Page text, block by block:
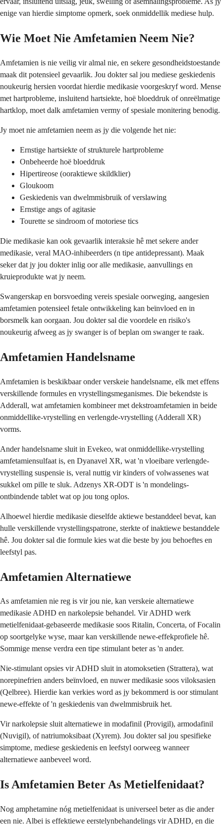
enige van hierdie simptome opmerk, soek onmiddellik mediese hulp.
Wie Moet Nie Amfetamien Neem Nie?
Amfetamien is nie veilig vir almal nie, en sekere gesondheidstoestande
maak dit potensieel gevaarlik. Jou dokter sal jou mediese geskiedenis
noukeurig hersien voordat hierdie medikasie voorgeskryf word. Mense
met hartprobleme, insluitend hartsiekte, hoë bloeddruk of onreëlmatige
hartklop, moet dalk amfetamien vermy of spesiale monitering benodig.
Jy moet nie amfetamien neem as jy die volgende het nie:
Ernstige hartsiekte of strukturele hartprobleme
Onbeheerde hoë bloeddruk
Hipertireose (ooraktiewe skildklier)
Gloukoom
Geskiedenis van dwelmmisbruik of verslawing
Ernstige angs of agitasie
Tourette se sindroom of motoriese tics
Die medikasie kan ook gevaarlik interaksie hê met sekere ander
medikasie, veral MAO-inhibeerders (n tipe antidepressant). Maak
seker dat jy jou dokter inlig oor alle medikasie, aanvullings en
kruieprodukte wat jy neem.
Swangerskap en borsvoeding vereis spesiale oorweging, aangesien
amfetamien potensieel fetale ontwikkeling kan beïnvloed en in
borsmelk kan oorgaan. Jou dokter sal die voordele en risiko's
noukeurig afweeg as jy swanger is of beplan om swanger te raak.
Amfetamien Handelsname
Amfetamien is beskikbaar onder verskeie handelsname, elk met effens
verskillende formules en vrystellingsmeganismes. Die bekendste is
Adderall, wat amfetamien kombineer met dekstroamfetamien in beide
onmiddellike-vrystelling en verlengde-vrystelling (Adderall XR)
vorms.
Ander handelsname sluit in Evekeo, wat onmiddellike-vrystelling
amfetamiensulfaat is, en Dyanavel XR, wat 'n vloeibare verlengde-
vrystelling suspensie is, veral nuttig vir kinders of volwassenes wat
sukkel om pille te sluk. Adzenys XR-ODT is 'n mondelings-
ontbindende tablet wat op jou tong oplos.
Alhoewel hierdie medikasie dieselfde aktiewe bestanddeel bevat, kan
hulle verskillende vrystellingspatrone, sterkte of inaktiewe bestanddele
hê. Jou dokter sal die formule kies wat die beste by jou behoeftes en
leefstyl pas.
Amfetamien Alternatiewe
As amfetamien nie reg is vir jou nie, kan verskeie alternatiewe
medikasie ADHD en narkolepsie behandel. Vir ADHD werk
metielfenidaat-gebaseerde medikasie soos Ritalin, Concerta, of Focalin
op soortgelyke wyse, maar kan verskillende newe-effekprofiele hê.
Sommige mense verdra een tipe stimulant beter as 'n ander.
Nie-stimulant opsies vir ADHD sluit in atomoksetien (Strattera), wat
norepinefrien anders beïnvloed, en nuwer medikasie soos viloksasien
(Qelbree). Hierdie kan verkies word as jy bekommerd is oor stimulant
newe-effekte of 'n geskiedenis van dwelmmisbruik het.
Vir narkolepsie sluit alternatiewe in modafinil (Provigil), armodafinil
(Nuvigil), of natriumoksibaat (Xyrem). Jou dokter sal jou spesifieke
simptome, mediese geskiedenis en leefstyl oorweeg wanneer
alternatiewe aanbeveel word.
Is Amfetamien Beter As Metielfenidaat?
Nog amphetamine nóg metielfenidaat is universeel beter as die ander
een nie. Albei is effektiewe eerstelynbehandelings vir ADHD, en die